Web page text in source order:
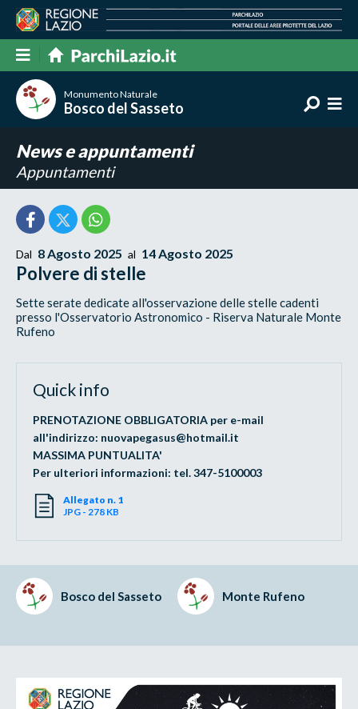
Monumento Naturale
Bosco del Sasseto
News e appuntamenti
Appuntamenti
Dal 8 Agosto 2025 al 14 Agosto 2025
Polvere di stelle
Sette serate dedicate all'osservazione delle stelle cadenti
presso l'Osservatorio Astronomico - Riserva Naturale Monte
Rufeno
Quick info
PRENOTAZIONE OBBLIGATORIA per e-mail
all'indirizzo: nuovapegasus@hotmail.it
MASSIMA PUNTUALITA'
Per ulteriori informazioni: tel. 347-5100003
Allegato n. 1
JPG - 278 KB
Bosco del Sasseto Monte Rufeno